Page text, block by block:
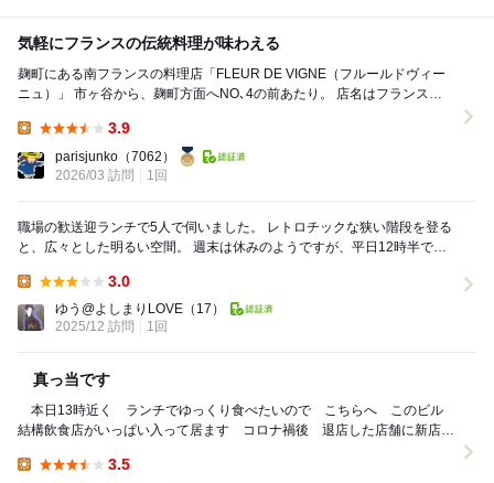
気軽にフランスの伝統料理が味わえる
麹町にある南フランスの料理店「FLEUR DE VIGNE（フルールドヴィー
ニュ）」 市ヶ谷から、麹町方面へNO､4の前あたり。 店名はフランス語
3.9
parisjunko （7062）
2026/03 訪問
1回
職場の歓送迎ランチで5人で伺いました。 レトロチックな狭い階段を登る
と、広々とした明るい空間。 週末は休みのようですが、平日12時半で
3.0
ゆう@よしまりLOVE （17）
2025/12 訪問
1回
真っ当です
本日13時近く ランチでゆっくり食べたいので こちらへ このビル
結構飲食店がいっぱい入って居ます コロナ禍後 退店した店舗に新店舗
3.5